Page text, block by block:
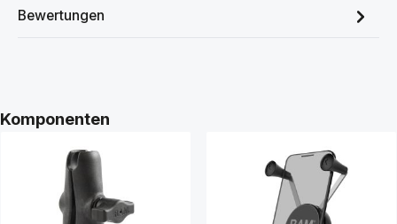
Bewertungen
Produktgalerie überspringen
Komponenten